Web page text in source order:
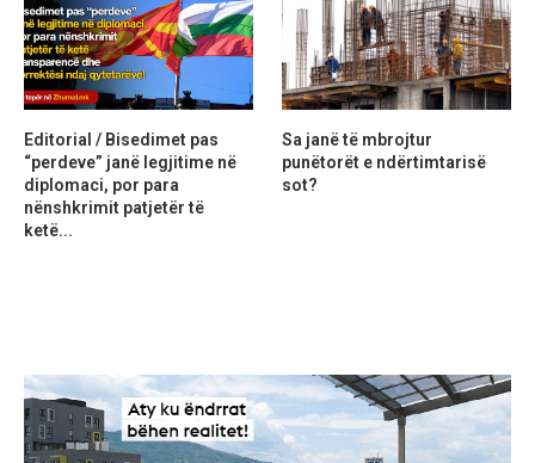
Editorial / Bisedimet pas
“perdeve” janë legjitime në
diplomaci, por para
nënshkrimit patjetër të
ketë...
Sa janë të mbrojtur
punëtorët e ndërtimtarisë
sot?